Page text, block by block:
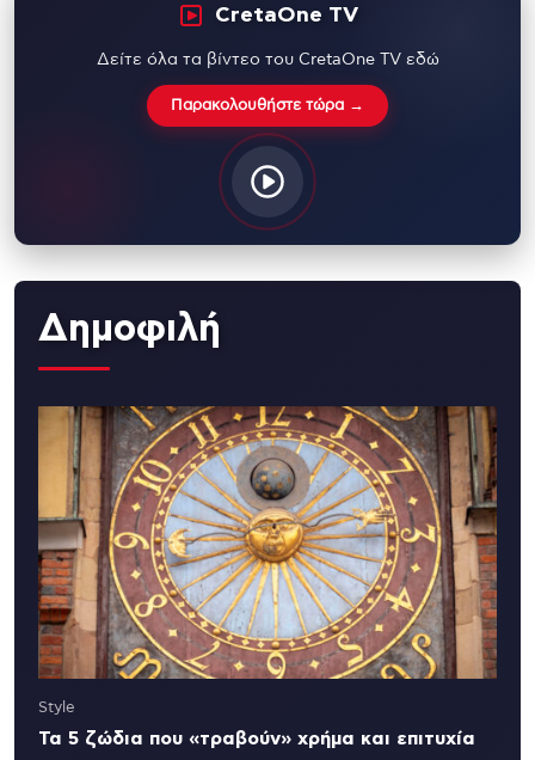
CretaOne TV
Δείτε όλα τα βίντεο του CretaOne TV εδώ
Παρακολουθήστε τώρα →
Δημοφιλή
Style
Τα 5 ζώδια που «τραβούν» χρήμα και επιτυχία